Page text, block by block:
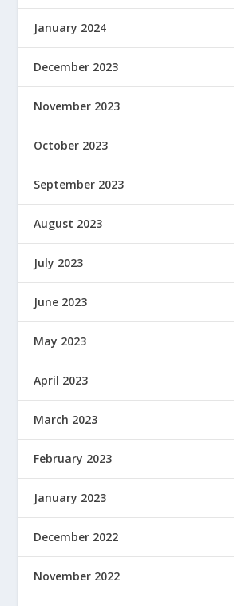
January 2024
December 2023
November 2023
October 2023
September 2023
August 2023
July 2023
June 2023
May 2023
April 2023
March 2023
February 2023
January 2023
December 2022
November 2022